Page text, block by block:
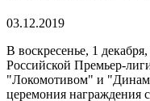
03.12.2019
В воскресенье, 1
Российской Премьер-
"Локомотивом" и
церемония награждения